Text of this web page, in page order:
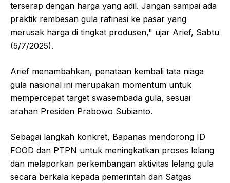
terserap dengan harga yang adil. Jangan sampai ada
praktik rembesan gula rafinasi ke pasar yang
merusak harga di tingkat produsen," ujar Arief, Sabtu
(5/7/2025).
Arief menambahkan, penataan kembali tata niaga
gula nasional ini merupakan momentum untuk
mempercepat target swasembada gula, sesuai
arahan Presiden Prabowo Subianto.
Sebagai langkah konkret, Bapanas mendorong ID
FOOD dan PTPN untuk meningkatkan proses lelang
dan melaporkan perkembangan aktivitas lelang gula
secara berkala kepada pemerintah dan Satgas